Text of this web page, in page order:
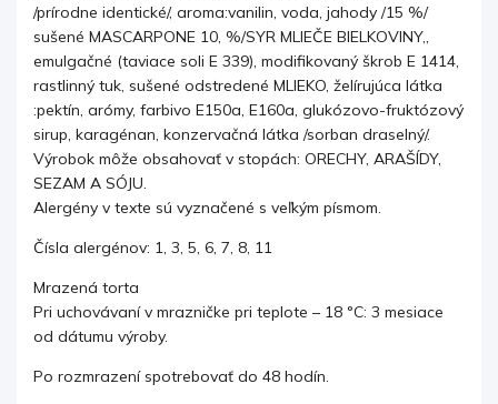
/prírodne identické/, aroma:vanilin, voda, jahody /15 %/
sušené MASCARPONE 10, %/SYR MLIEČE BIELKOVINY,,
emulgačné (taviace soli E 339), modifikovaný škrob E 1414,
rastlinný tuk, sušené odstredené MLIEKO, želírujúca látka
:pektín, arómy, farbivo E150a, E160a, glukózovo-fruktózový
sirup, karagénan, konzervačná látka /sorban draselný/.
Výrobok môže obsahovať v stopách: ORECHY, ARAŠÍDY,
SEZAM A SÓJU.
Alergény v texte sú vyznačené s veľkým písmom.
Čísla alergénov: 1, 3, 5, 6, 7, 8, 11
Mrazená torta
Pri uchovávaní v mrazničke pri teplote – 18 °C: 3 mesiace
od dátumu výroby.
Po rozmrazení spotrebovať do 48 hodín.